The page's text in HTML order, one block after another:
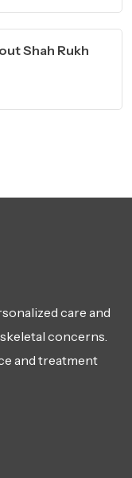
Shah Rukh
care and
concerns.
and treatment